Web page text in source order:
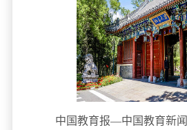
中国教育报—中国教育新